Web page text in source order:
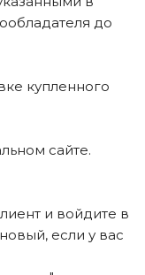
до
купленного
сайте.
и войдите в
если у вас